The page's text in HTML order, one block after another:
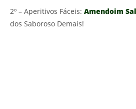
2º – Aperitivos Fáceis: Amendoim
dos Saboroso Demais!